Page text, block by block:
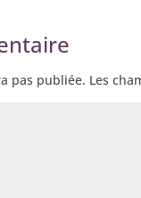
pas publiée. Les